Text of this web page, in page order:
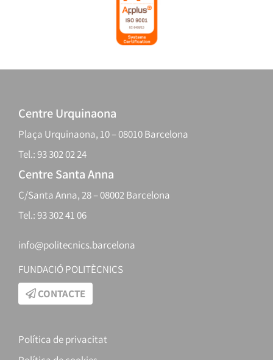
Centre Urquinaona
Plaça Urquinaona, 10 – 08010 Barcelona
Tel.: 93 302 02 24
Centre Santa Anna
C/Santa Anna, 28 – 08002 Barcelona
Tel.: 93 302 41 06
info@politecnics.barcelona
FUNDACIÓ POLITÈCNICS
CONTACTE
Política de privacitat